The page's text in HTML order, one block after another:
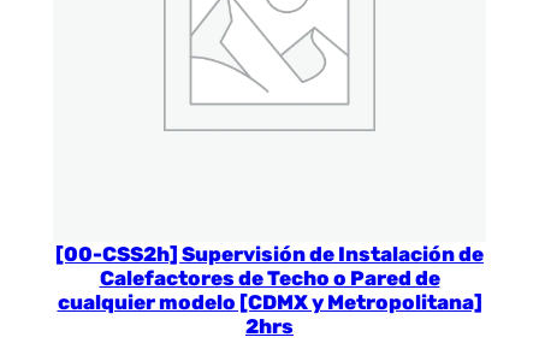
[00-CSS2h] Supervisión de Instalación de
Calefactores de Techo o Pared de
cualquier modelo [CDMX y Metropolitana]
2hrs